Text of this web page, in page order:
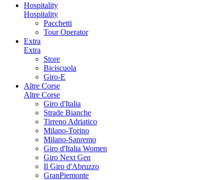
Hospitality
Hospitality
Pacchetti
Tour Operator
Extra
Extra
Store
Biciscuola
Giro-E
Altre Corse
Altre Corse
Giro d'Italia
Strade Bianche
Tirreno Adriatico
Milano-Torino
Milano-Sanremo
Giro d'Italia Women
Giro Next Gen
Il Giro d'Abruzzo
GranPiemonte